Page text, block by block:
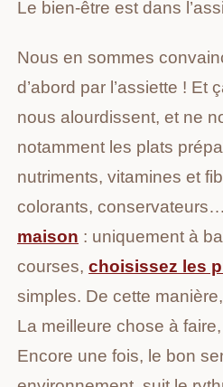
Le bien-être est dans
Nous en sommes
d’abord par l’assiette !
nous alourdissent, et ne
notamment les plats
nutriments, vitamines et
colorants, conservateurs…
maison : uniquement à
courses, choisissez les
simples. De cette
La meilleure chose à
Encore une fois, le bon